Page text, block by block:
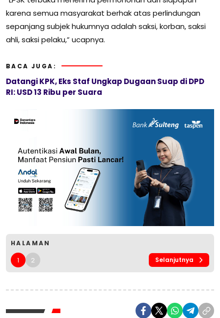
karena semua masyarakat berhak atas perlindungan
sepanjang subjek hukumnya adalah saksi, korban, saksi
ahli, saksi pelaku,” ucapnya.
BACA JUGA:
Datangi KPK, Eks Staf Ungkap Dugaan Suap di DPD
RI: USD 13 Ribu per Suara
HALAMAN
1 2 Selanjutnya